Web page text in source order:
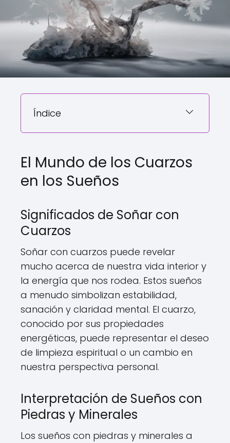
Índice
El Mundo de los Cuarzos
en los Sueños
Significados de Soñar con
Cuarzos
Soñar con cuarzos puede revelar
mucho acerca de nuestra vida interior y
la energía que nos rodea. Estos sueños
a menudo simbolizan estabilidad,
sanación y claridad mental. El cuarzo,
conocido por sus propiedades
energéticas, puede representar el deseo
de limpieza espiritual o un cambio en
nuestra perspectiva personal.
Interpretación de Sueños con
Piedras y Minerales
Los sueños con piedras y minerales a